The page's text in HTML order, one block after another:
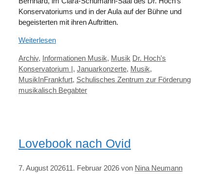
Konservatoriums und in der Aula auf der Bühne und
begeisterten mit ihren Auftritten.
Weiterlesen
Kategorien
Archiv, Informationen Musik, Musik Schlagwörter
Dr. Hoch's
Konservatorium |, Januarkonzerte, Musik,
MusikInFrankfurt, Schulisches Zentrum zur Förderung
musikalisch Begabter
Lovebook nach Ovid
7. August 202611. Februar 2026 von Nina Neumann